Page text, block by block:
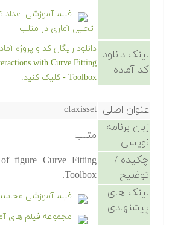
فیلم آموزشی
تحلیل آماری در متلب
لینک دانلود
کد آماده
with Curve Fitting
Toolbox - کلیک کنید.
عنوان اصلی cfaxisset
زبان برنامه
نویسی
متلب
چکیده /
توضیح
figure Curve Fitting
Toolbox.
لینک های
پیشنهادی
فیلم آموزشی
مجموعه فیلم های